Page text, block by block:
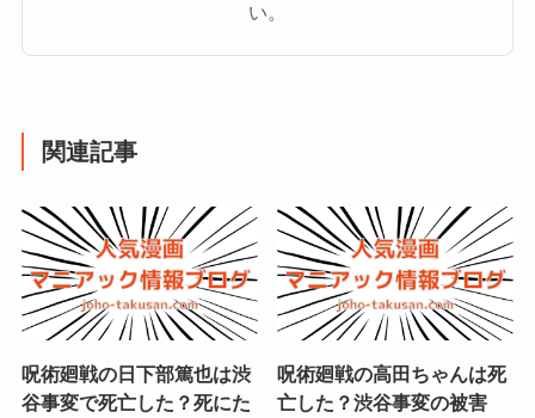
い。
関連記事
呪術廻戦の日下部篤也は渋
谷事変で死亡した？死にた
呪術廻戦の高田ちゃんは死
亡した？渋谷事変の被害